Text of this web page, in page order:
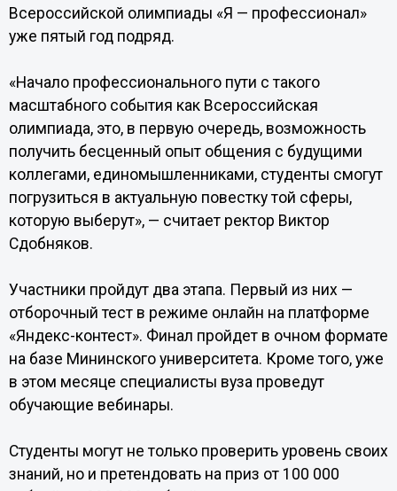
Всероссийской олимпиады «Я — профессионал»
уже пятый год подряд.
«Начало профессионального пути с такого
масштабного события как Всероссийская
олимпиада, это, в первую очередь, возможность
получить бесценный опыт общения с будущими
коллегами, единомышленниками, студенты смогут
погрузиться в актуальную повестку той сферы,
которую выберут», — считает ректор Виктор
Сдобняков.
Участники пройдут два этапа. Первый из них —
отборочный тест в режиме онлайн на платформе
«Яндекс-контест». Финал пройдет в очном формате
на базе Мининского университета. Кроме того, уже
в этом месяце специалисты вуза проведут
обучающие вебинары.
Студенты могут не только проверить уровень своих
знаний, но и претендовать на приз от 100 000